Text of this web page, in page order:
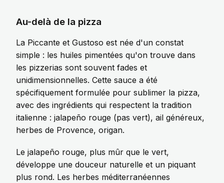
Au-delà de la pizza
La Piccante et Gustoso est née d'un constat
simple : les huiles pimentées qu'on trouve dans
les pizzerias sont souvent fades et
unidimensionnelles. Cette sauce a été
spécifiquement formulée pour sublimer la pizza,
avec des ingrédients qui respectent la tradition
italienne : jalapeño rouge (pas vert), ail généreux,
herbes de Provence, origan.
Le jalapeño rouge, plus mûr que le vert,
développe une douceur naturelle et un piquant
plus rond. Les herbes méditerranéennes